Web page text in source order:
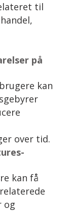
til
på
kan
over tid.
kan få
og